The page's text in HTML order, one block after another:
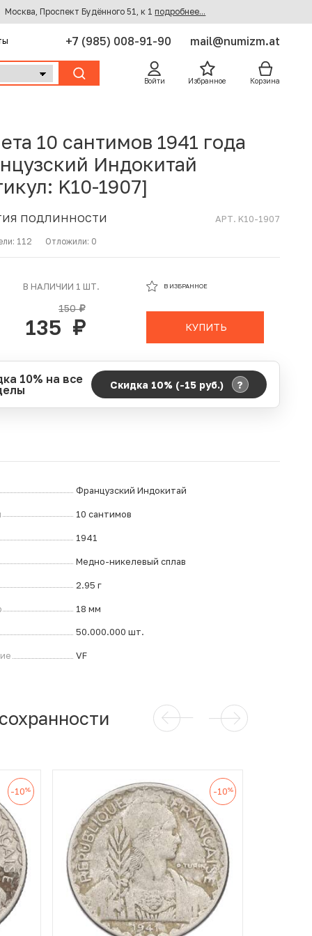
Москва, Проспект Будённого 51, к 1 подробнее...
+7 (985) 008-91-90 mail@numizm.at
Войти Избранное Корзина
10 сантимов 1941 года
Индокитай
K10-1907]
ПОДЛИННОСТИ АРТ. K10-1907
112 Отложили: 0
В НАЛИЧИИ 1 ШТ.
150руб.
135 руб.
В ИЗБРАННОЕ
КУПИТЬ
10% на все
Скидка 10% (-15 руб.) ?
Французский Индокитай
10 сантимов
1941
Медно-никелевый сплав
2.95 г
18 мм
50.000.000 шт.
VF
-10% -10%